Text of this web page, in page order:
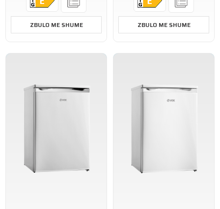
ZBULO ME SHUME ZBULO ME SHUME